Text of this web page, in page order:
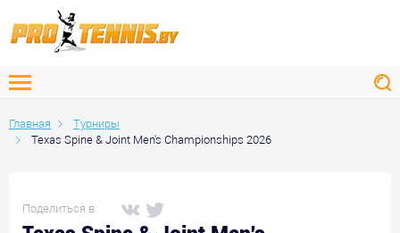
Главная
Турниры
Texas Spine & Joint Men's Championships 2026
Поделиться в: